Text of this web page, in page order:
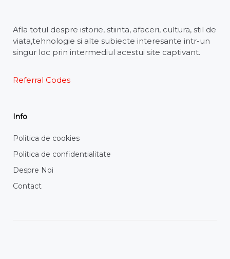
Afla totul despre istorie, stiinta, afaceri, cultura, stil de
viata,tehnologie si alte subiecte interesante intr-un
singur loc prin intermediul acestui site captivant.
Referral Codes
Info
Politica de cookies
Politica de confidențialitate
Despre Noi
Contact